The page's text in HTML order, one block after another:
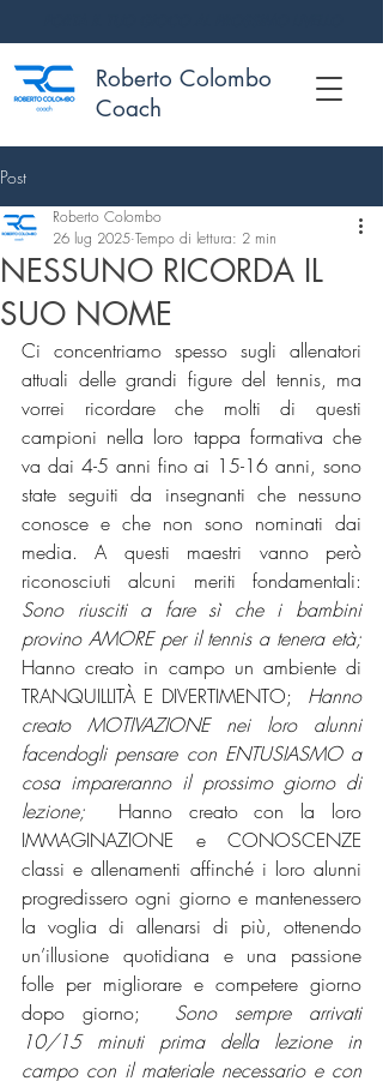
Roberto Colombo
Coach
Post
NESSUNO RICORDA IL
SUO NOME
Roberto Colombo
26 lug 2025 Tempo di lettura: 2 min
Ci concentriamo spesso sugli allenatori
attuali delle grandi figure del tennis, ma
vorrei ricordare che molti di questi
campioni nella loro tappa formativa che
va dai 4-5 anni fino ai 15-16 anni, sono
state seguiti da insegnanti che nessuno
conosce e che non sono nominati dai
media. A questi maestri vanno però
Sono riusciti a fare sì che i bambini
Hanno creato in campo un ambiente di
TRANQUILLITÀ E DIVERTIMENTO;
Hanno
creato MOTIVAZIONE nei loro alunni
facendogli pensare con ENTUSIASMO a
cosa impareranno il prossimo giorno di
lezione;
Hanno creato con la loro
IMMAGINAZIONE e CONOSCENZE
classi e allenamenti affinché i loro alunni
progredissero ogni giorno e mantenessero
la voglia di allenarsi di più, ottenendo
un’illusione quotidiana e una passione
folle per migliorare e competere giorno
dopo giorno;
Sono sempre arrivati
10/15 minuti prima della lezione in
campo con il materiale necessario e con